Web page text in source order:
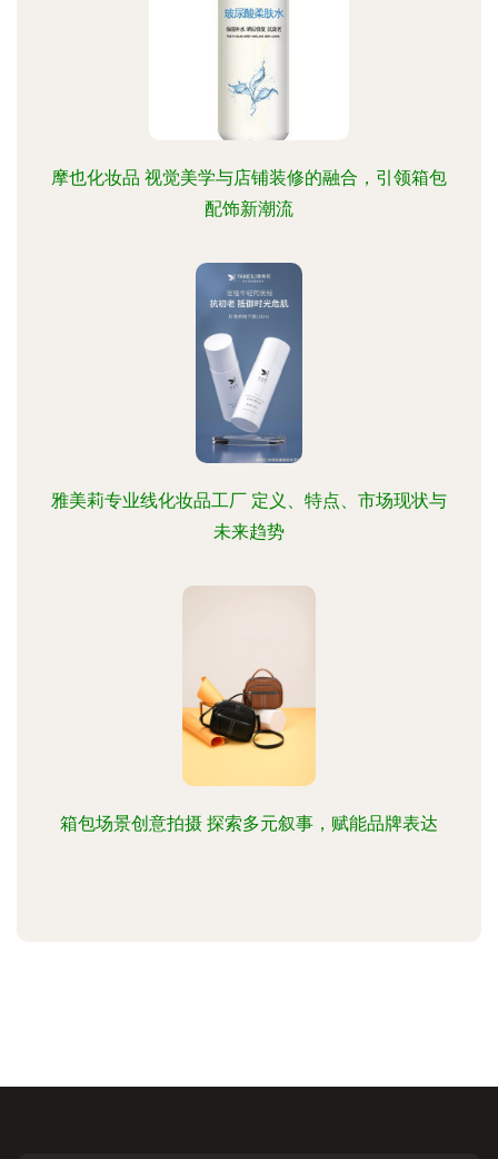
摩也化妆品 视觉美学与店铺装修的融合，引领箱包
配饰新潮流
雅美莉专业线化妆品工厂 定义、特点、市场现状与
未来趋势
箱包场景创意拍摄 探索多元叙事，赋能品牌表达